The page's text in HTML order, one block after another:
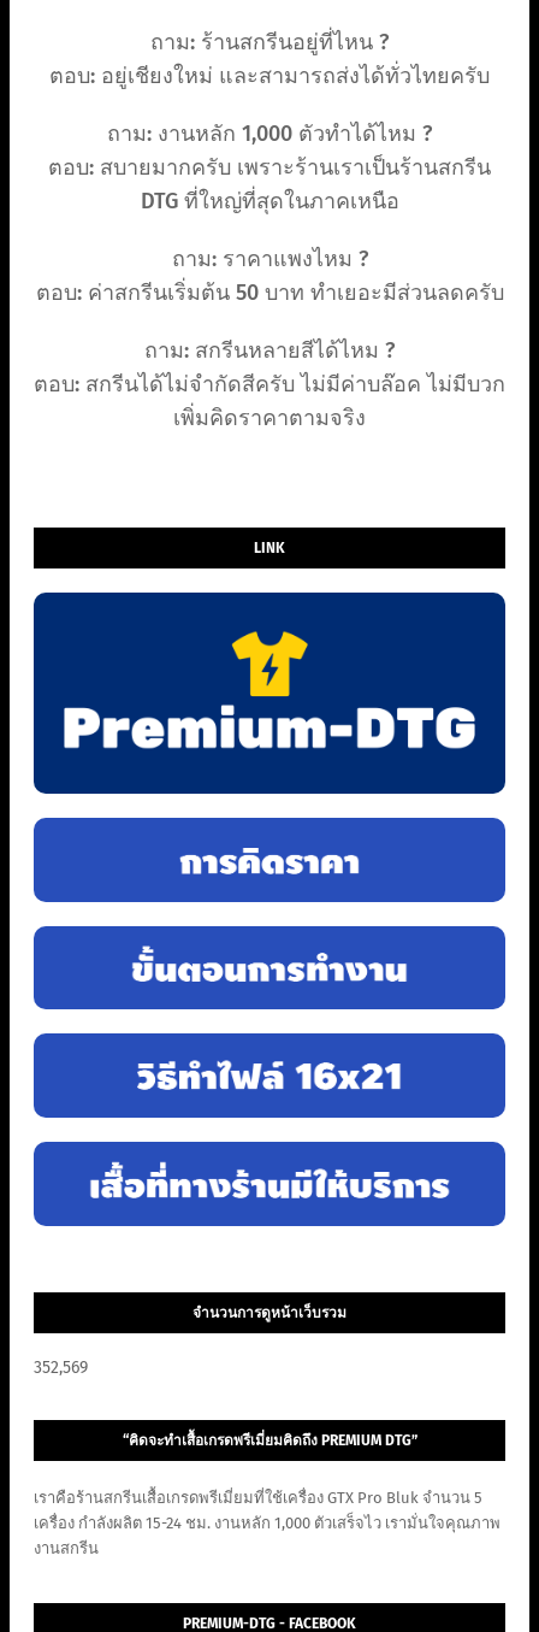
ถาม: ร้านสกรีนอยู่ที่ไหน ?
ตอบ: อยู่เชียงใหม่ และสามารถส่งได้ทั่วไทยครับ
ถาม: งานหลัก 1,000 ตัวทำได้ไหม ?
ตอบ: สบายมากครับ เพราะร้านเราเป็นร้านสกรีน
DTG ที่ใหญ่ที่สุดในภาคเหนือ
ถาม: ราคาแพงไหม ?
ตอบ: ค่าสกรีนเริ่มต้น 50 บาท ทำเยอะมีส่วนลดครับ
ถาม: สกรีนหลายสีได้ไหม ?
ตอบ: สกรีนได้ไม่จำกัดสีครับ ไม่มีค่าบล๊อค ไม่มีบวก
เพิ่มคิดราคาตามจริง
LINK
จำนวนการดูหน้าเว็บรวม
352,569
“คิดจะทำเสื้อเกรดพรีเมี่ยมคิดถึง PREMIUM DTG”
เราคือร้านสกรีนเสื้อเกรดพรีเมี่ยมที่ใช้เครื่อง GTX Pro Bluk จำนวน 5
เครื่อง กำลังผลิต 15-24 ชม. งานหลัก 1,000 ตัวเสร็จไว เรามั่นใจคุณภาพ
งานสกรีน
PREMIUM-DTG - FACEBOOK